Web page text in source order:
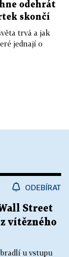
odehrát
skončí
trvá a jak
jednají o
ODEBÍRAT
Street
vítězného
u vstupu